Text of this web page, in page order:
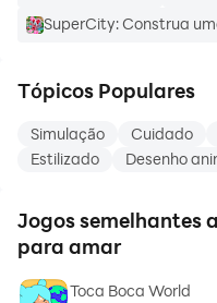
SuperCity: Construa
Tópicos Populares
Simulação Cuidado
Estilizado
Desenho
Jogos semelhantes
para amar
Toca Boca World